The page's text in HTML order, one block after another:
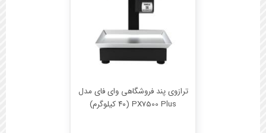
ترازوی پند فروشگاهی وای فای مدل
PX7500 Plus (۴۰ کیلوگرم)